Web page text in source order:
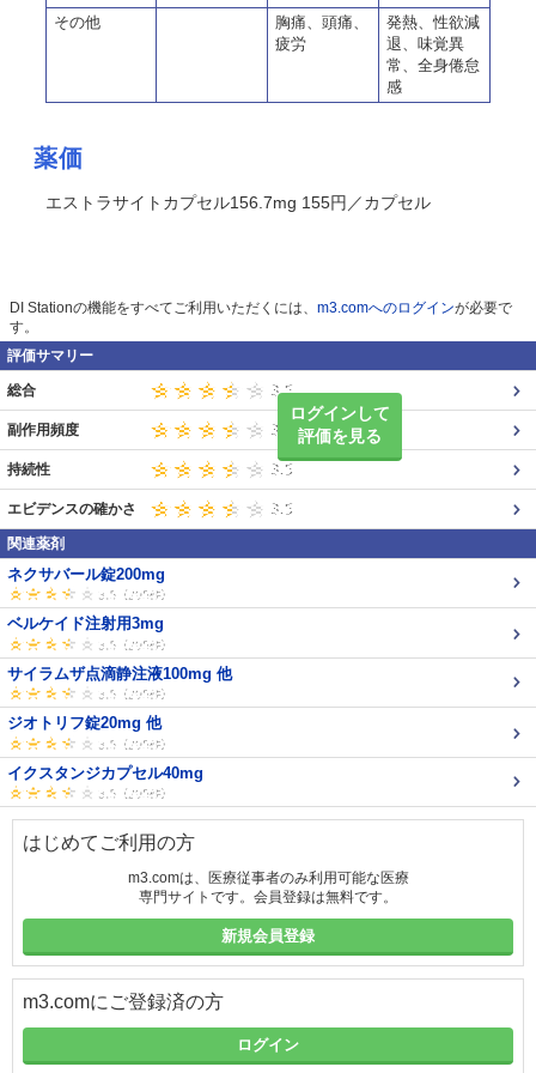
その他
胸痛、頭痛、
疲労
発熱、性欲減
退、味覚異
常、全身倦怠
感
薬価
エストラサイトカプセル156.7mg 155円／カプセル
DI Stationの機能をすべてご利用いただくには、 m3.comへのログインが必要で
す。
評価サマリー
ログインして
評価を見る
総合
副作用頻度
持続性
エビデンスの確かさ
関連薬剤
ネクサバール錠200mg
ベルケイド注射用3mg
サイラムザ点滴静注液100mg 他
ジオトリフ錠20mg 他
イクスタンジカプセル40mg
はじめてご利用の方
m3.comは、医療従事者のみ利用可能な医療
専門サイトです。会員登録は無料です。
新規会員登録
m3.comにご登録済の方
ログイン